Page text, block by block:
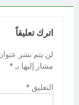
اترك تعليقاً
لن يتم نشر
مشار إليها بـ *
التعليق *